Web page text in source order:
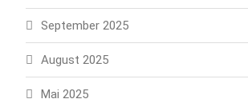
September 2025
August 2025
Mai 2025